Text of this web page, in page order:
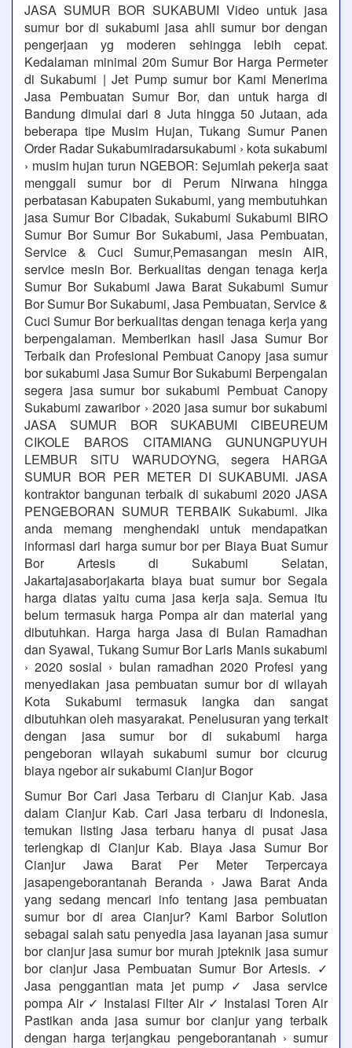
JASA SUMUR BOR SUKABUMI Video untuk jasa
sumur bor di sukabumi jasa ahli sumur bor dengan
pengerjaan yg moderen sehingga lebih cepat.
Kedalaman minimal 20m Sumur Bor Harga Permeter
di Sukabumi | Jet Pump sumur bor Kami Menerima
Jasa Pembuatan Sumur Bor, dan untuk harga di
Bandung dimulai dari 8 Juta hingga 50 Jutaan, ada
beberapa tipe Musim Hujan, Tukang Sumur Panen
Order Radar Sukabumiradarsukabumi › kota sukabumi
› musim hujan turun NGEBOR: Sejumlah pekerja saat
menggali sumur bor di Perum Nirwana hingga
perbatasan Kabupaten Sukabumi, yang membutuhkan
jasa Sumur Bor Cibadak, Sukabumi Sukabumi BIRO
Sumur Bor Sumur Bor Sukabumi, Jasa Pembuatan,
Service & Cuci Sumur,Pemasangan mesin AIR,
service mesin Bor. Berkualitas dengan tenaga kerja
Sumur Bor Sukabumi Jawa Barat Sukabumi Sumur
Bor Sumur Bor Sukabumi, Jasa Pembuatan, Service &
Cuci Sumur Bor berkualitas dengan tenaga kerja yang
berpengalaman. Memberikan hasil Jasa Sumur Bor
Terbaik dan Profesional Pembuat Canopy jasa sumur
bor sukabumi Jasa Sumur Bor Sukabumi Berpengalan
segera jasa sumur bor sukabumi Pembuat Canopy
Sukabumi zawaribor › 2020 jasa sumur bor sukabumi
JASA SUMUR BOR SUKABUMI CIBEUREUM
CIKOLE BAROS CITAMIANG GUNUNGPUYUH
LEMBUR SITU WARUDOYNG, segera HARGA
SUMUR BOR PER METER DI SUKABUMI. JASA
kontraktor bangunan terbaik di sukabumi 2020 JASA
PENGEBORAN SUMUR TERBAIK Sukabumi. Jika
anda memang menghendaki untuk mendapatkan
informasi dari harga sumur bor per Biaya Buat Sumur
Bor Artesis di Sukabumi Selatan,
Jakartajasaborjakarta biaya buat sumur bor Segala
harga diatas yaitu cuma jasa kerja saja. Semua itu
belum termasuk harga Pompa air dan material yang
dibutuhkan. Harga harga Jasa di Bulan Ramadhan
dan Syawal, Tukang Sumur Bor Laris Manis sukabumi
› 2020 sosial › bulan ramadhan 2020 Profesi yang
menyediakan jasa pembuatan sumur bor di wilayah
Kota Sukabumi termasuk langka dan sangat
dibutuhkan oleh masyarakat. Penelusuran yang terkait
dengan jasa sumur bor di sukabumi harga
pengeboran wilayah sukabumi sumur bor cicurug
biaya ngebor air sukabumi Cianjur Bogor
Sumur Bor Cari Jasa Terbaru di Cianjur Kab. Jasa
dalam Cianjur Kab. Cari Jasa terbaru di Indonesia,
temukan listing Jasa terbaru hanya di pusat Jasa
terlengkap di Cianjur Kab. Biaya Jasa Sumur Bor
Cianjur Jawa Barat Per Meter Terpercaya
jasapengeborantanah Beranda › Jawa Barat Anda
yang sedang mencari info tentang jasa pembuatan
sumur bor di area Cianjur? Kami Barbor Solution
sebagai salah satu penyedia jasa layanan jasa sumur
bor cianjur jasa sumur bor murah jpteknik jasa sumur
bor cianjur Jasa Pembuatan Sumur Bor Artesis. ✓
Jasa penggantian mata jet pump ✓ Jasa service
pompa Air ✓ Instalasi Filter Air ✓ Instalasi Toren Air
Pastikan anda jasa sumur bor cianjur yang terbaik
dengan harga terjangkau pengeborantanah › sumur